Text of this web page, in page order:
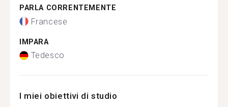
PARLA CORRENTEMENTE
Francese
IMPARA
Tedesco
I miei obiettivi di studio